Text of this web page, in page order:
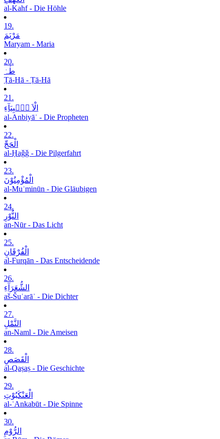
al-Kahf - Die Höhle
19.
مَرْیَمَ
Maryam - Maria
20.
طٰہٰ
Ṭā-Hā - Ṭā-Hā
21.
الْاَ نۡۢبِیَآءِ
al-Anbiyāʾ - Die Propheten
22.
الْحَجِّ
al-Ḥaǧǧ - Die Pilgerfahrt
23.
الْمُؤْمِنُوْنَ
al-Muʾminūn - Die Gläubigen
24.
النُّوْرِ
an-Nūr - Das Licht
25.
الْفُرْقَانِ
al-Furqān - Das Entscheidende
26.
الشُّعَرَآءِ
aš-Šuʿarāʾ - Die Dichter
27.
النَّمْلِ
an-Naml - Die Ameisen
28.
الْقَصَصِ
al-Qaṣaṣ - Die Geschichte
29.
الْعَنْکَبُوْتِ
al-ʿAnkabūt - Die Spinne
30.
الرُّوْمِ